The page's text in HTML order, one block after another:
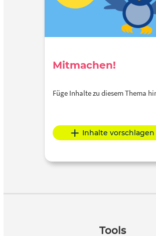
Mitmachen!
Füge Inhalte zu diesem Thema
Inhalte vorschlagen
Tools